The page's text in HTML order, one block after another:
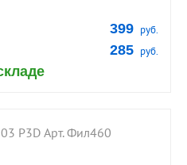
399 руб.
285 руб.
В КОРЗИНУ